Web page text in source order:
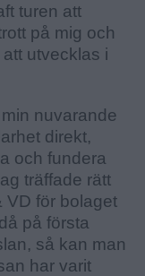
turen att
på mig och
utvecklas i
nuvarande
direkt,
och fundera
träffade rätt
VD för bolaget
på första
så kan man
har varit